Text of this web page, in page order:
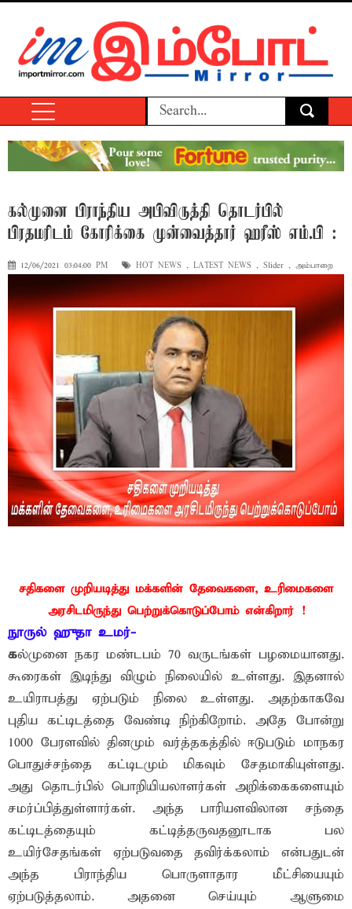
கல்முனை பிராந்திய அபிவிருத்தி தொடர்பில்
பிரதமரிடம் கோரிக்கை முன்வைத்தார் ஹரீஸ் எம்.பி :
12/06/2021 03:04:00 PM HOT NEWS , LATEST NEWS , Slider , அம்பாறை
சதிகளை முறியடித்து மக்களின் தேவைகளை, உரிமைகளை
அரசிடமிருந்து பெற்றுக்கொடுப்போம் என்கிறார் !
நூருல் ஹுதா உமர்-
கல்முனை நகர மண்டபம் 70 வருடங்கள் பழமையானது.
கூரைகள் இடிந்து விழும் நிலையில் உள்ளது. இதனால்
உயிராபத்து ஏற்படும் நிலை உள்ளது. அதற்காகவே
புதிய கட்டிடத்தை வேண்டி நிற்கிறோம். அதே போன்று
1000 பேரளவில் தினமும் வர்த்தகத்தில் ஈடுபடும் மாநகர
பொதுச்சந்தை கட்டிடமும் மிகவும் சேதமாகியுள்ளது.
அது தொடர்பில் பொறியியலாளர்கள் அறிக்கைகளையும்
சமர்ப்பித்துள்ளார்கள். அந்த பாரியளவிலான சந்தை
கட்டிடத்தையும் கட்டித்தருவதனூடாக பல
உயிர்சேதங்கள் ஏற்படுவதை தவிர்க்கலாம் என்பதுடன்
அந்த பிராந்திய பொருளாதார மீட்சியையும்
ஏற்படுத்தலாம். அதனை செய்யும் ஆளுமை